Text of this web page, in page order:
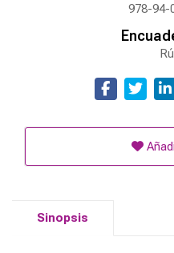
978-94-
Sinopsis